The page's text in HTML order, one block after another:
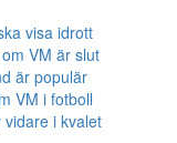
visa idrott
VM är slut
är populär
VM i fotboll
vidare i kvalet